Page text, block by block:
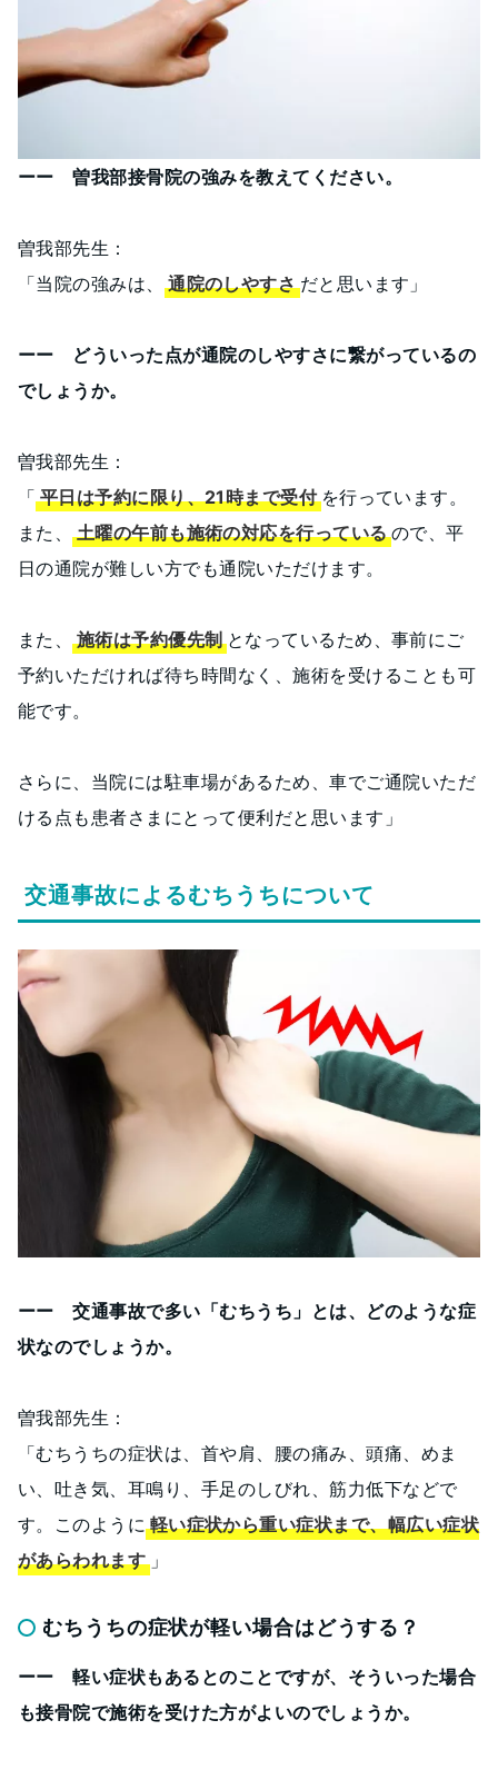
ーー 曽我部接骨院の強みを教えてください。
曽我部先生：
「当院の強みは、
通院のしやすさだと思います」
ーー どういった点が通院のしやすさに繋がっているの
でしょうか。
曽我部先生：
「平日は予約に限り、21時まで受付を行っています。
また、土曜の午前も施術の対応を行っているので、平
日の通院が難しい方でも通院いただけます。
また、施術は予約優先制となっているため、事前にご
予約いただければ待ち時間なく、施術を受けることも可
能です。
さらに、当院には駐車場があるため、車でご通院いただ
ける点も患者さまにとって便利だと思います」
交通事故によるむちうちについて
ーー 交通事故で多い「むちうち」とは、どのような症
状なのでしょうか。
曽我部先生：
「むちうちの症状は、首や肩、腰の痛み、頭痛、めま
い、吐き気、耳鳴り、手足のしびれ、筋力低下などで
す。このように軽い症状から重い症状まで、幅広い症状
があらわれます」
むちうちの症状が軽い場合はどうする？
ーー 軽い症状もあるとのことですが、そういった場合
も接骨院で施術を受けた方がよいのでしょうか。